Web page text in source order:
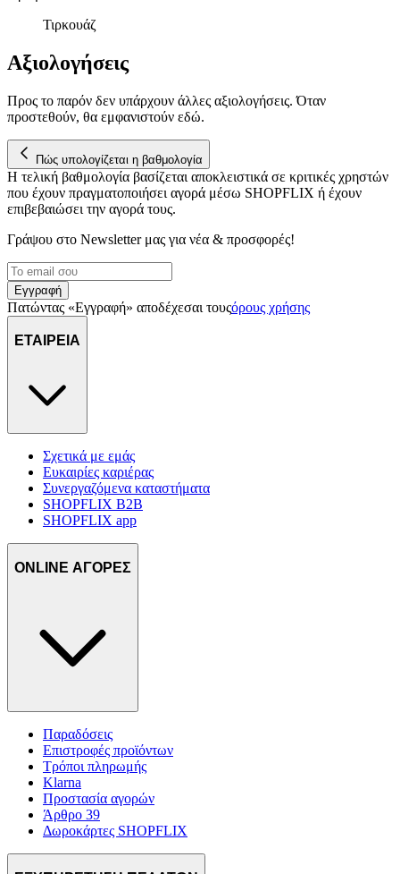
Τιρκουάζ
Αξιολογήσεις
Προς το παρόν δεν υπάρχουν άλλες αξιολογήσεις. Όταν
προστεθούν, θα εμφανιστούν εδώ.
Πώς υπολογίζεται η βαθμολογία
Η τελική βαθμολογία βασίζεται αποκλειστικά σε κριτικές χρηστών
που έχουν πραγματοποιήσει αγορά μέσω SHOPFLIX ή έχουν
επιβεβαιώσει την αγορά τους.
Γράψου στο Νewsletter μας για νέα & προσφορές!
Εγγραφή
Πατώντας «Εγγραφή» αποδέχεσαι τουςόρους χρήσης
ΕΤΑΙΡΕΙΑ
Σχετικά με εμάς
Ευκαιρίες καριέρας
Συνεργαζόμενα καταστήματα
SHOPFLIX B2B
SHOPFLIX app
ONLINE ΑΓΟΡΕΣ
Παραδόσεις
Επιστροφές προϊόντων
Τρόποι πληρωμής
Klarna
Προστασία αγορών
Άρθρο 39
Δωροκάρτες SHOPFLIX